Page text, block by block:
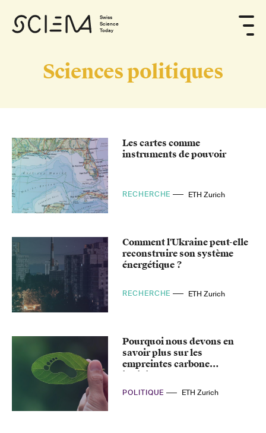
Swiss
Science
Today
Sciences politiques
Les cartes comme
instruments de pouvoir
RECHERCHE ETH Zurich
Comment l'Ukraine peut-elle
reconstruire son système
énergétique ?
RECHERCHE ETH Zurich
Pourquoi nous devons en
savoir plus sur les
empreintes carbone
individuelles
POLITIQUE ETH Zurich